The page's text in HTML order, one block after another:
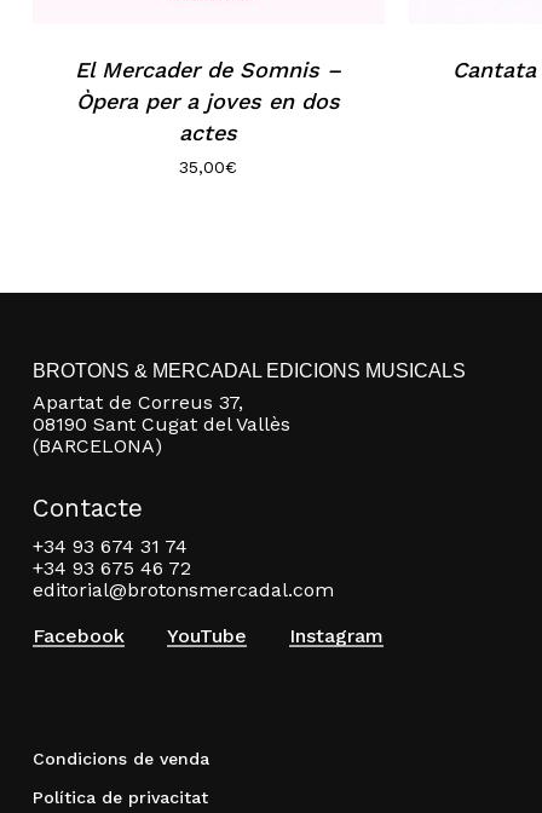
El Mercader de Somnis –
Òpera per a joves en dos
actes
35,00€
BROTONS & MERCADAL EDICIONS MUSICALS
Apartat de Correus 37,
08190 Sant Cugat del Vallès
(BARCELONA)
Contacte
+34 93 674 31 74
+34 93 675 46 72
editorial@brotonsmercadal.com
Facebook
YouTube Instagram
Condicions de venda
Política de privacitat